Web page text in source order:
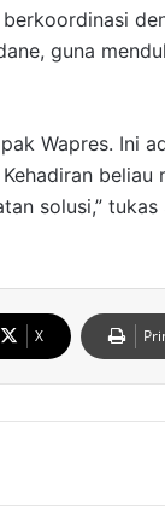
guna
Wapres. Ini
solusi,” tukas
X